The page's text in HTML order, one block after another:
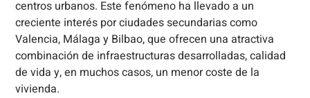
centros urbanos. Este fenómeno ha llevado a un
creciente interés por ciudades secundarias como
Valencia, Málaga y Bilbao, que ofrecen una atractiva
combinación de infraestructuras desarrolladas, calidad
de vida y, en muchos casos, un menor coste de la
vivienda.